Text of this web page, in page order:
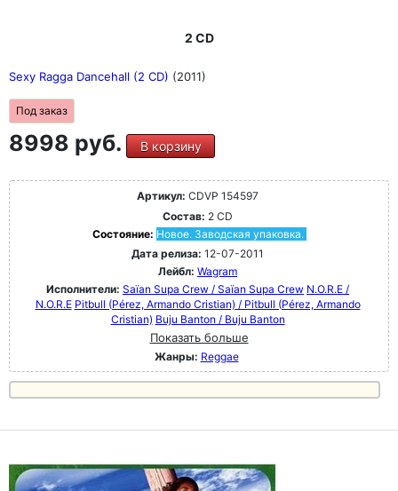
2 CD
Sexy Ragga Dancehall (2 CD) (2011)
Под заказ
8998 руб. В корзину
Артикул: CDVP 154597
Состав: 2 CD
Состояние: Новое. Заводская упаковка.
Дата релиза: 12-07-2011
Лейбл: Wagram
Исполнители: Saïan Supa Crew / Saïan Supa Crew N.O.R.E /
N.O.R.E Pitbull (Pérez, Armando Cristian) / Pitbull (Pérez, Armando
Cristian) Buju Banton / Buju Banton
Показать больше
Жанры: Reggae